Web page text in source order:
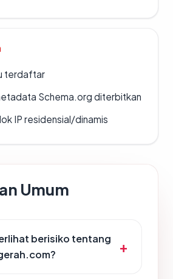
terdaftar
Schema.org diterbitkan
IP residensial/dinamis
Umum
berisiko tentang